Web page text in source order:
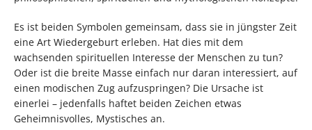
Es ist beiden Symbolen gemeinsam, dass sie in jüngster Zeit
eine Art Wiedergeburt erleben. Hat dies mit dem
wachsenden spirituellen Interesse der Menschen zu tun?
Oder ist die breite Masse einfach nur daran interessiert, auf
einen modischen Zug aufzuspringen? Die Ursache ist
einerlei – jedenfalls haftet beiden Zeichen etwas
Geheimnisvolles, Mystisches an.